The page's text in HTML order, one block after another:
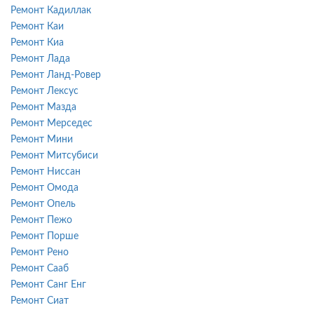
Ремонт Кадиллак
Ремонт Каи
Ремонт Киа
Ремонт Лада
Ремонт Ланд-Ровер
Ремонт Лексус
Ремонт Мазда
Ремонт Мерседес
Ремонт Мини
Ремонт Митсубиси
Ремонт Ниссан
Ремонт Омода
Ремонт Опель
Ремонт Пежо
Ремонт Порше
Ремонт Рено
Ремонт Сааб
Ремонт Санг Енг
Ремонт Сиат